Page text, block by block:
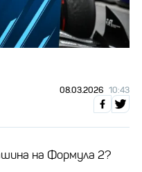
08.03.2026 10:43
на Формула 2?